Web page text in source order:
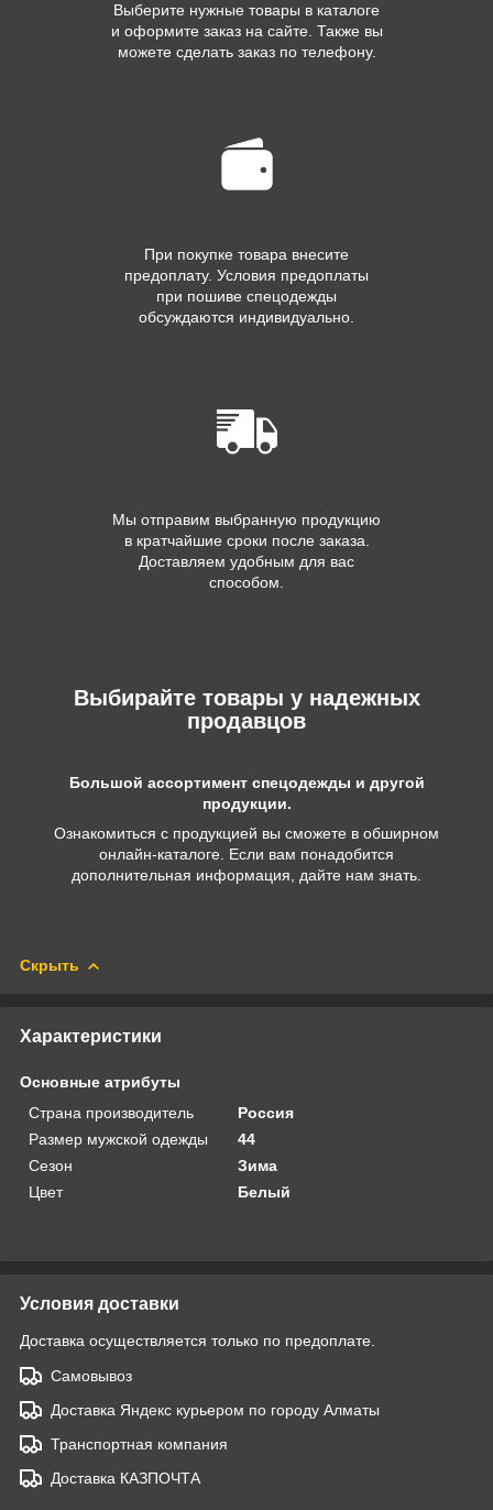
Выберите нужные товары в каталоге
и оформите заказ на сайте. Также вы
можете сделать заказ по телефону.
При покупке товара внесите
предоплату. Условия предоплаты
при пошиве спецодежды
обсуждаются индивидуально.
Мы отправим выбранную продукцию
в кратчайшие сроки после заказа.
Доставляем удобным для вас
способом.
Выбирайте товары у надежных
продавцов
Большой ассортимент спецодежды и другой
продукции.
Ознакомиться с продукцией вы сможете в обширном
онлайн-каталоге. Если вам понадобится
дополнительная информация, дайте нам знать.
Скрыть
Характеристики
Основные атрибуты
Страна производитель
Россия
Размер мужской одежды
44
Сезон
Зима
Цвет
Белый
Условия доставки
Доставка осуществляется только по предоплате.
Самовывоз
Доставка Яндекс курьером по городу Алматы
Транспортная компания
Доставка КАЗПОЧТА